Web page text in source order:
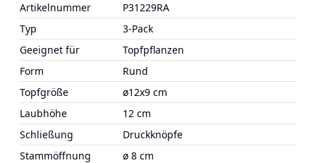
Artikelnummer
P31229RA
Typ
3-Pack
Geeignet für
Topfpflanzen
Form
Rund
Topfgröße
ø12x9 cm
Laubhöhe
12 cm
Schließung
Druckknöpfe
Stammöffnung
ø 8 cm